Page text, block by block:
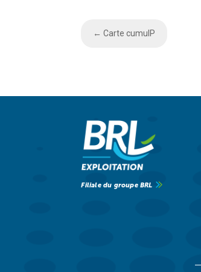
←Carte cumulP
Filiale du groupe BRL